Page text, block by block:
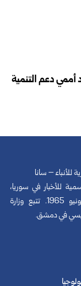
أممي دعم التنمية
للأنباء – سانا
للأخبار في سوريا،
تأسست في 24 يونيو 1965. تتبع وزارة
في دمشق.